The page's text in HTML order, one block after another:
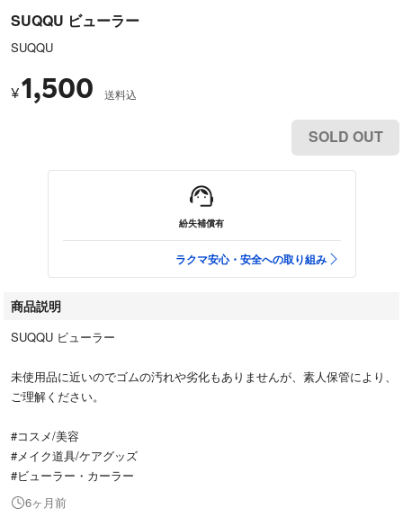
SUQQU ビューラー
SUQQU
¥1,500 送料込
SOLD OUT
紛失補償有
ラクマ安心・安全への取り組み
商品説明
SUQQU ビューラー
未使用品に近いのでゴムの汚れや劣化もありませんが、素人保管により、
ご理解ください。
#コスメ/美容
#メイク道具/ケアグッズ
#ビューラー・カーラー
6ヶ月前